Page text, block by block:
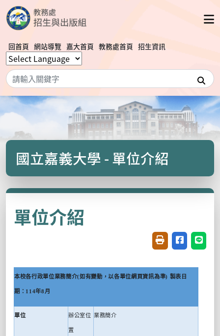
回首頁 網站導覽 嘉大首頁 教務處首頁 招生資訊
搜尋
國立嘉義大學 - 單位介紹
單位介紹
友善列印(開新視
分享至臉書
分享
本校各行政單位業務簡介(如有變動，以各單位網頁資訊為準) 製表日
期： 114年8 月
單位 辦公室位
置
業務簡介